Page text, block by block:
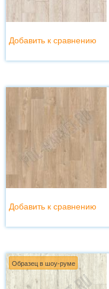
Добавить к сравнению
Добавить к сравнению
Образец в шоу-руме